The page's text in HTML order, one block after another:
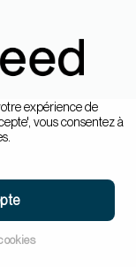
expérience de
vous consentez à